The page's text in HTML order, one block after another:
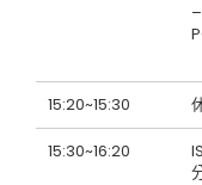
15:20~15:30
15:30~16:20